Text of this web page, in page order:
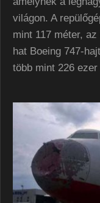
világon. A
mint 117 méter,
hat Boeing 747-
több mint 226